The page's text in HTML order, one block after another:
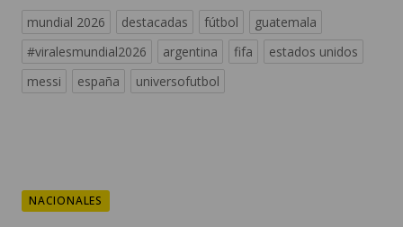
mundial 2026 destacadas fútbol
guatemala
#viralesmundial2026
argentina fifa
estados unidos
messi
españa universofutbol
NACIONALES